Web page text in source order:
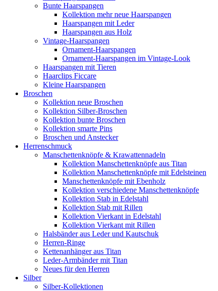
Bunte Haarspangen
Kollektion mehr neue Haarspangen
Haarspangen mit Leder
Haarspangen aus Holz
Vintage-Haarspangen
Ornament-Haarspangen
Ornament-Haarspangen im Vintage-Look
Haarspangen mit Tieren
Haarclips Ficcare
Kleine Haarspangen
Broschen
Kollektion neue Broschen
Kollektion Silber-Broschen
Kollektion bunte Broschen
Kollektion smarte Pins
Broschen und Anstecker
Herrenschmuck
Manschettenknöpfe & Krawattennadeln
Kollektion Manschettenknöpfe aus Titan
Kollektion Manschettenknöpfe mit Edelsteinen
Manschettenknöpfe mit Ebenholz
Kollektion verschiedene Manschettenknöpfe
Kollektion Stab in Edelstahl
Kollektion Stab mit Rillen
Kollektion Vierkant in Edelstahl
Kollektion Vierkant mit Rillen
Halsbänder aus Leder und Kautschuk
Herren-Ringe
Kettenanhänger aus Titan
Leder-Armbänder mit Titan
Neues für den Herren
Silber
Silber-Kollektionen